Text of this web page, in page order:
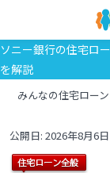
ソニー銀行の住宅ロ
を解説
みんなの住宅ロー
公開日: 2026年8月6日